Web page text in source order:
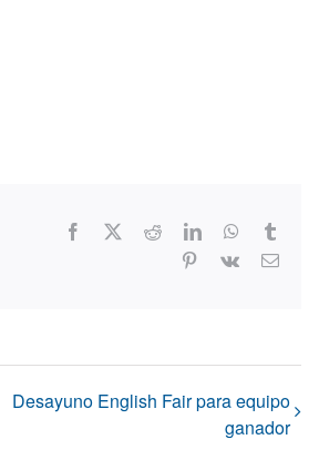
Facebook RedditLinkedInWhatsApp
Pinterest
Vk
Correo
Desayuno English Fair para equipo
ganador